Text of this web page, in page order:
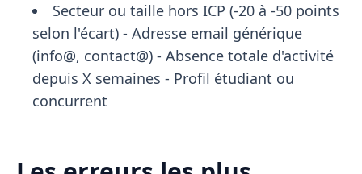
Secteur ou taille hors ICP (-20 à -50 points
selon l'écart) - Adresse email générique
(info@, contact@) - Absence totale d'activité
depuis X semaines - Profil étudiant ou
concurrent